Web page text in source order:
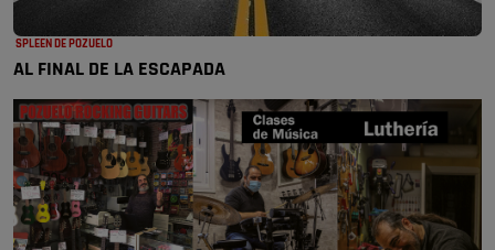
SPLEEN DE POZUELO
AL FINAL DE LA ESCAPADA